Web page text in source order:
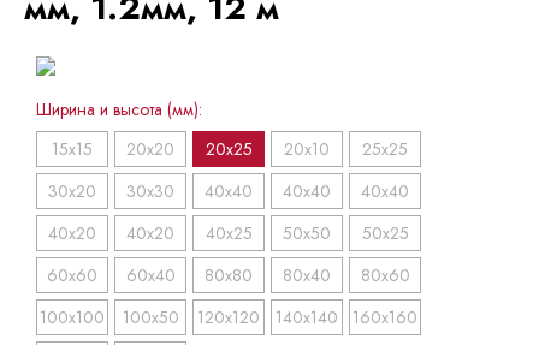
Ширина и высота (мм):
15x15
20x20 20x25 20x10
25x25
30x20
30x30 40x40 40x40
40x40
40x20
40x20 40x25 50x50
50x25
60x60
60x40 80x80 80x40
80x60
100x100
100x50 120x120 140x140
160x160